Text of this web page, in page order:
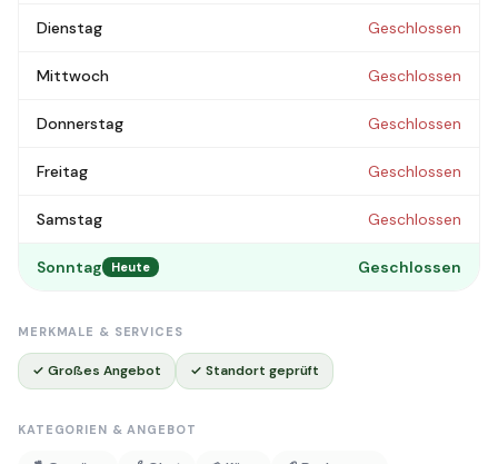
Dienstag Geschlossen
Mittwoch Geschlossen
Donnerstag Geschlossen
Freitag Geschlossen
Samstag Geschlossen
Sonntag Heute Geschlossen
MERKMALE & SERVICES
✓ Großes Angebot ✓ Standort geprüft
KATEGORIEN & ANGEBOT